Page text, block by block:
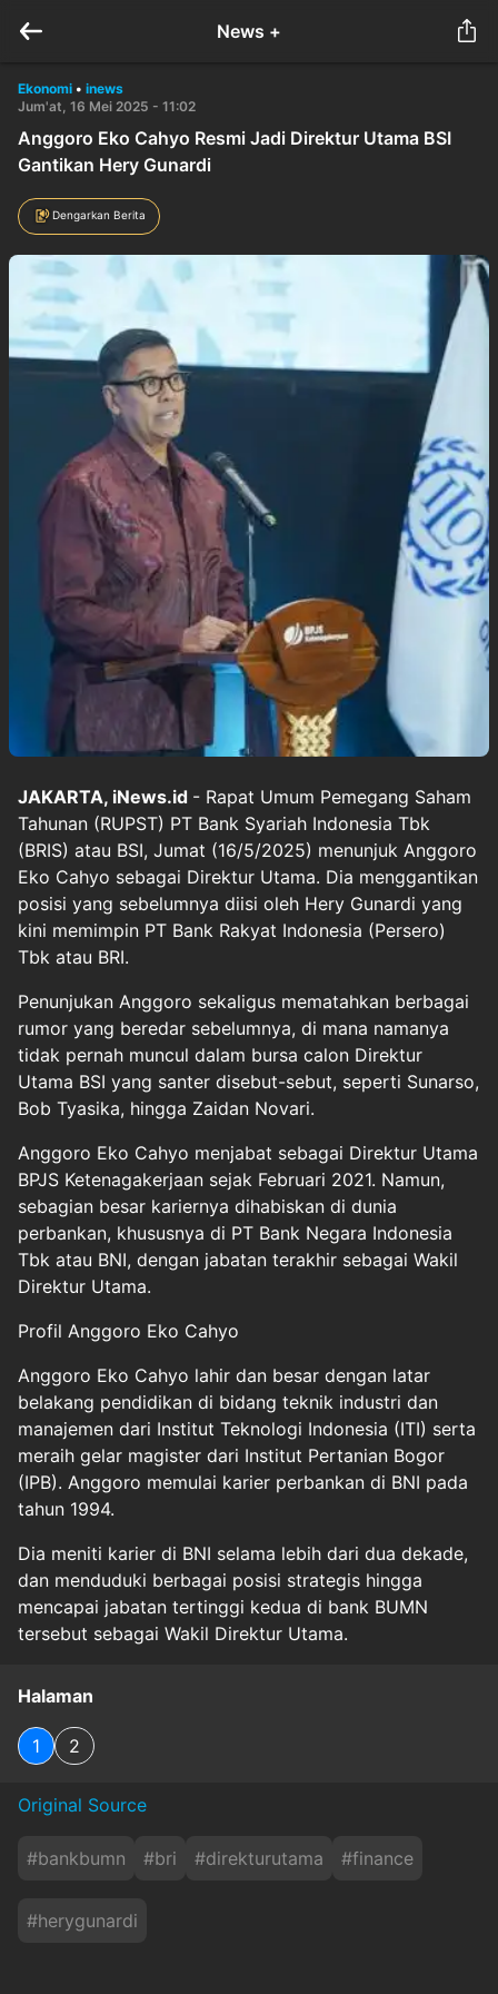
News +
Ekonomi • inews
Jum'at, 16 Mei 2025 - 11:02
Anggoro Eko Cahyo Resmi Jadi Direktur Utama BSI
Gantikan Hery Gunardi
Dengarkan Berita
JAKARTA, iNews.id - Rapat Umum Pemegang Saham
Tahunan (RUPST) PT Bank Syariah Indonesia Tbk
(BRIS) atau BSI, Jumat (16/5/2025) menunjuk Anggoro
Eko Cahyo sebagai Direktur Utama. Dia menggantikan
posisi yang sebelumnya diisi oleh Hery Gunardi yang
kini memimpin PT Bank Rakyat Indonesia (Persero)
Tbk atau BRI.
Penunjukan Anggoro sekaligus mematahkan berbagai
rumor yang beredar sebelumnya, di mana namanya
tidak pernah muncul dalam bursa calon Direktur
Utama BSI yang santer disebut-sebut, seperti Sunarso,
Bob Tyasika, hingga Zaidan Novari.
Anggoro Eko Cahyo menjabat sebagai Direktur Utama
BPJS Ketenagakerjaan sejak Februari 2021. Namun,
sebagian besar kariernya dihabiskan di dunia
perbankan, khususnya di PT Bank Negara Indonesia
Tbk atau BNI, dengan jabatan terakhir sebagai Wakil
Direktur Utama.
Profil Anggoro Eko Cahyo
Anggoro Eko Cahyo lahir dan besar dengan latar
belakang pendidikan di bidang teknik industri dan
manajemen dari Institut Teknologi Indonesia (ITI) serta
meraih gelar magister dari Institut Pertanian Bogor
(IPB). Anggoro memulai karier perbankan di BNI pada
tahun 1994.
Dia meniti karier di BNI selama lebih dari dua dekade,
dan menduduki berbagai posisi strategis hingga
mencapai jabatan tertinggi kedua di bank BUMN
tersebut sebagai Wakil Direktur Utama.
Halaman
1 2
Original Source
#bankbumn #bri #direkturutama #finance
#herygunardi